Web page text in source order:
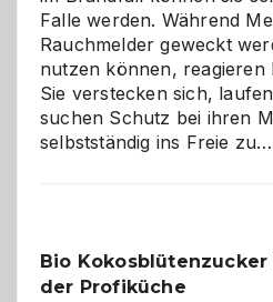
Falle werden. Während
Rauchmelder geweckt
nutzen können, reagieren
Sie verstecken sich,
suchen Schutz bei ihren
selbstständig ins Freie zu…
Bio
der Profiküche